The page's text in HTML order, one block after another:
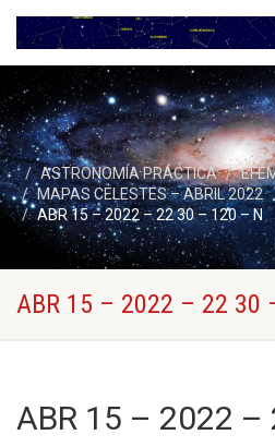
ASTRONOMÍA PRÁCTICA
MAPAS CELESTES – ABRIL 2022
ABR 15 – 2022 – 22 30 – 120 – N
ABR 15 – 2022 – 22 30
ABR 15 – 2022 –